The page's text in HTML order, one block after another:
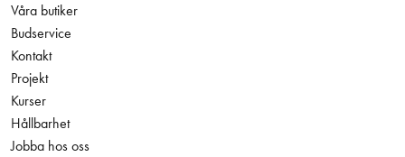
Våra butiker
Budservice
Kontakt
Projekt
Kurser
Hållbarhet
Jobba hos oss